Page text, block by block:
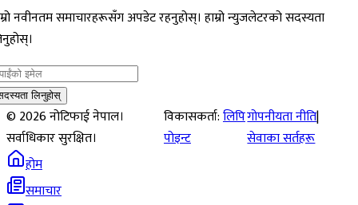
नवीनतम समाचारहरूसँग अपडेट रहनुहोस्। हाम्रो न्युजलेटरको सदस्यता
लिनुहोस्
©2026नोटिफाई नेपाल।
सर्वाधिकार सुरक्षित।
विकासकर्ता:लिपि
पोइन्ट
गोपनीयता नीति|
सेवाका सर्तहरू
होम
समाचार